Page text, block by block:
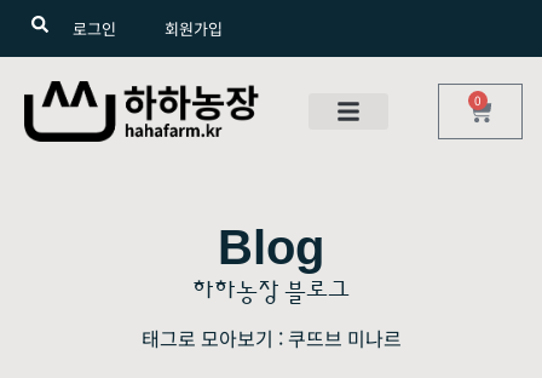
로그인 회원가입
0
Blog
하하농장 블로그
태그로 모아보기 : 쿠뜨브 미나르